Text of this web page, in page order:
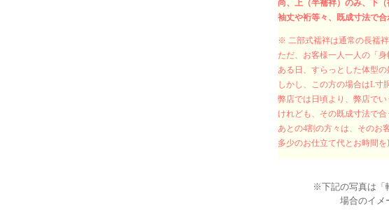
尚、上（半襦袢）のみ、下（
袖丈や裄等々、既成寸法で
※ 二部式襦袢は通常の長襦
ただ、お客様一人一人の「
ある日、すらっとした体型
しかし、この方の場合はL寸
弊店では日頃より、弊店で
けれども、その既成寸法で合
あとの4割の方々は、そのお
多少のお仕立て代とお時間
※下記の写真は「
場合のイメ